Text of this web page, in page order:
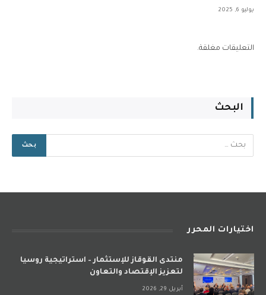
يوليو 6, 2025
التعليقات مغلقة.
البحث
اختيارات المحرر
منتدى القوقاز للإستثمار – استراتيجية روسيا
لتعزيز الإقتصاد والتعاون
أبريل 29, 2026